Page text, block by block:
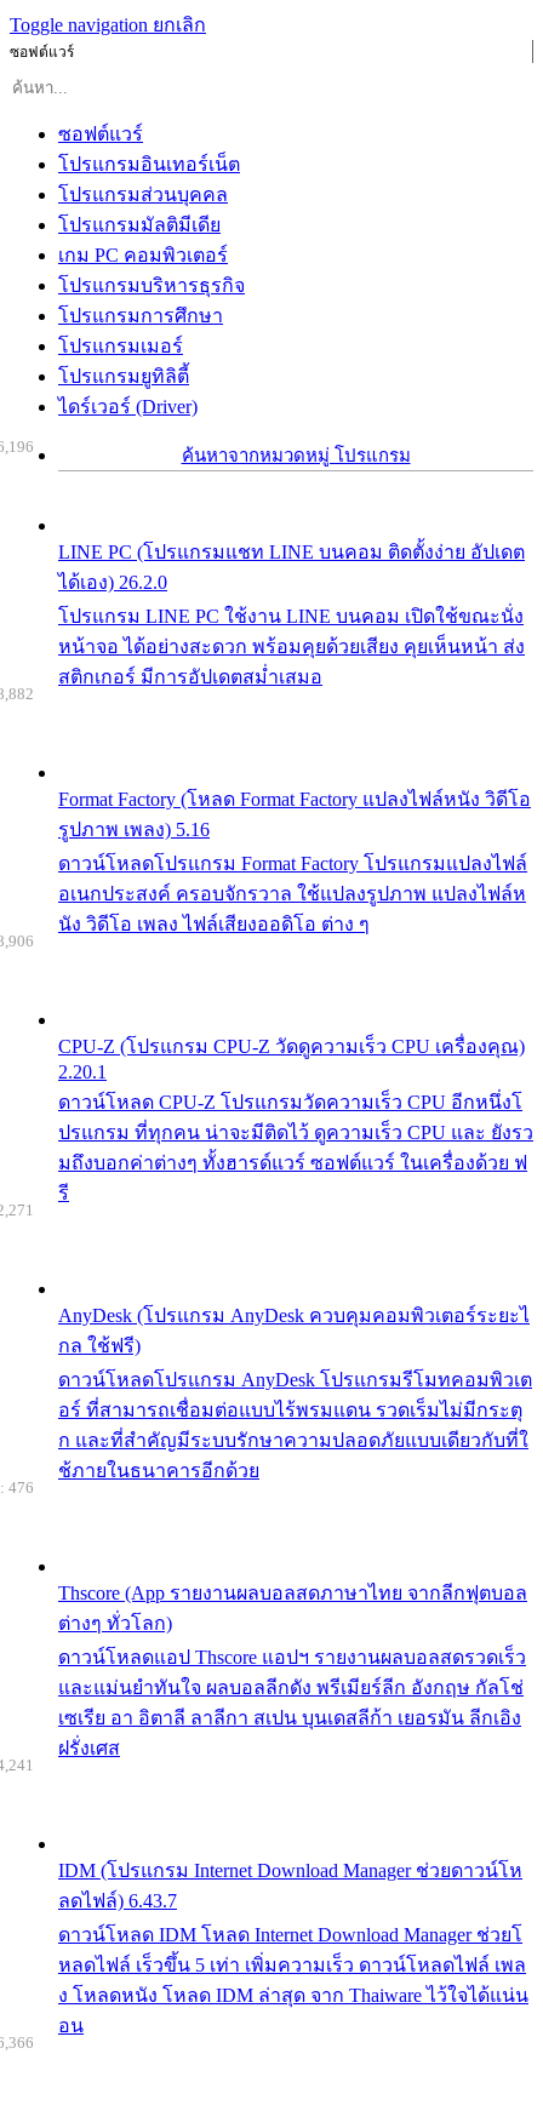
Toggle navigation ยกเลิก
ซอฟต์แวร์
ซอฟต์แวร์
โปรแกรมอินเทอร์เน็ต
โปรแกรมส่วนบุคคล
โปรแกรมมัลติมีเดีย
เกม PC คอมพิวเตอร์
โปรแกรมบริหารธุรกิจ
โปรแกรมการศึกษา
โปรแกรมเมอร์
โปรแกรมยูทิลิตี้
ไดร์เวอร์ (Driver)
ค้นหาจากหมวดหมู่ โปรแกรม
LINE PC (โปรแกรมแชท LINE บนคอม ติดตั้งง่าย อัปเดต
ได้เอง) 26.2.0
โปรแกรม LINE PC ใช้งาน LINE บนคอม เปิดใช้ขณะนั่ง
หน้าจอ ได้อย่างสะดวก พร้อมคุยด้วยเสียง คุยเห็นหน้า ส่ง
สติกเกอร์ มีการอัปเดตสม่ำเสมอ
Format Factory (โหลด Format Factory แปลงไฟล์หนัง วิดีโอ
รูปภาพ เพลง) 5.16
ดาวน์โหลดโปรแกรม Format Factory โปรแกรมแปลงไฟล์
อเนกประสงค์ ครอบจักรวาล ใช้แปลงรูปภาพ แปลงไฟล์ห
นัง วิดีโอ เพลง ไฟล์เสียงออดิโอ ต่าง ๆ
CPU-Z (โปรแกรม CPU-Z วัดดูความเร็ว CPU เครื่องคุณ)
2.20.1
ดาวน์โหลด CPU-Z โปรแกรมวัดความเร็ว CPU อีกหนึ่งโ
ปรแกรม ที่ทุกคน น่าจะมีติดไว้ ดูความเร็ว CPU และ ยังรว
มถึงบอกค่าต่างๆ ทั้งฮารด์แวร์ ซอฟต์แวร์ ในเครื่องด้วย ฟ
รี
AnyDesk (โปรแกรม AnyDesk ควบคุมคอมพิวเตอร์ระยะไ
กล ใช้ฟรี)
ดาวน์โหลดโปรแกรม AnyDesk โปรแกรมรีโมทคอมพิวเต
อร์ ที่สามารถเชื่อมต่อแบบไร้พรมแดน รวดเร็มไม่มีกระตุ
ก และที่สำคัญมีระบบรักษาความปลอดภัยแบบเดียวกับที่ใ
ช้ภายในธนาคารอีกด้วย
Thscore (App รายงานผลบอลสดภาษาไทย จากลีกฟุตบอล
ต่างๆ ทั่วโลก)
ดาวน์โหลดแอป Thscore แอปฯ รายงานผลบอลสดรวดเร็ว
และแม่นยำทันใจ ผลบอลลีกดัง พรีเมียร์ลีก อังกฤษ กัลโช่
เซเรีย อา อิตาลี ลาลีกา สเปน บุนเดสลีก้า เยอรมัน ลีกเอิง
ฝรั่งเศส
476
IDM (โปรแกรม Internet Download Manager ช่วยดาวน์โห
ลดไฟล์) 6.43.7
ดาวน์โหลด IDM โหลด Internet Download Manager ช่วยโ
หลดไฟล์ เร็วขึ้น 5 เท่า เพิ่มความเร็ว ดาวน์โหลดไฟล์ เพล
ง โหลดหนัง โหลด IDM ล่าสุด จาก Thaiware ไว้ใจได้แน่น
อน